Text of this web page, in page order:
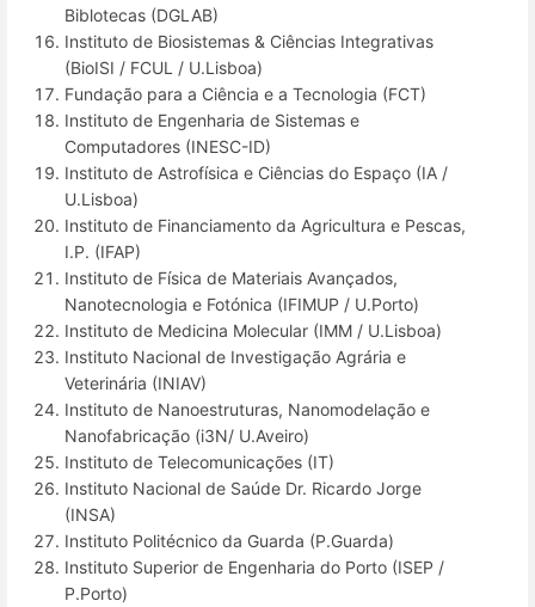
Biblotecas (DGLAB)
Instituto de Biosistemas & Ciências Integrativas
(BioISI / FCUL / U.Lisboa)
Fundação para a Ciência e a Tecnologia (FCT)
Instituto de Engenharia de Sistemas e
Computadores (INESC-ID)
Instituto de Astrofísica e Ciências do Espaço (IA /
U.Lisboa)
Instituto de Financiamento da Agricultura e Pescas,
I.P. (IFAP)
Instituto de Física de Materiais Avançados,
Nanotecnologia e Fotónica (IFIMUP / U.Porto)
Instituto de Medicina Molecular (IMM / U.Lisboa)
Instituto Nacional de Investigação Agrária e
Veterinária (INIAV)
Instituto de Nanoestruturas, Nanomodelação e
Nanofabricação (i3N/ U.Aveiro)
Instituto de Telecomunicações (IT)
Instituto Nacional de Saúde Dr. Ricardo Jorge
(INSA)
Instituto Politécnico da Guarda (P.Guarda)
Instituto Superior de Engenharia do Porto (ISEP /
P.Porto)